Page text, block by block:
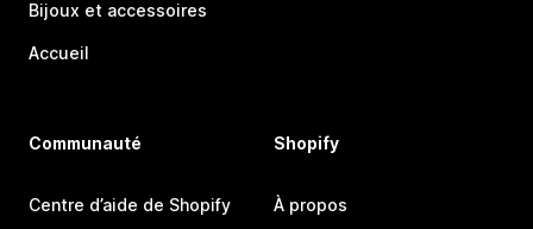
Bijoux et accessoires
Accueil
Communauté
Centre d’aide de Shopify
Shopify
À propos